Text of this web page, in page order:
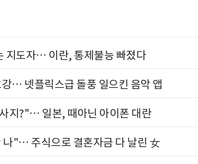
지도자… 이란, 통제불능 빠졌다
… 넷플릭스급 돌풍 일으킨 음악 앱
지?"… 일본, 때아닌 아이폰 대란
나"… 주식으로 결혼자금 다 날린 女